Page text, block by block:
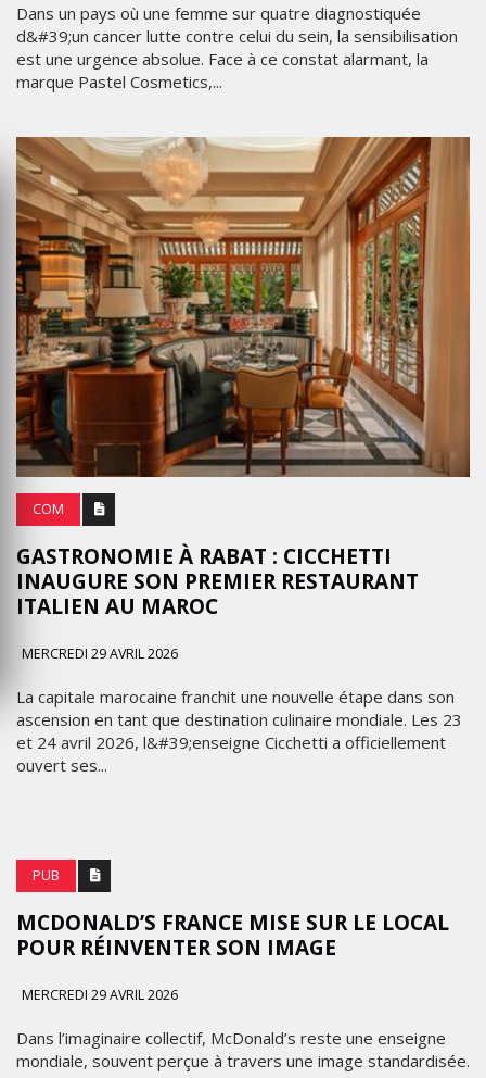
Dans un pays où une femme sur quatre diagnostiquée
d&#39;un cancer lutte contre celui du sein, la sensibilisation
est une urgence absolue. Face à ce constat alarmant, la
marque Pastel Cosmetics,...
COM
GASTRONOMIE À RABAT : CICCHETTI
INAUGURE SON PREMIER RESTAURANT
ITALIEN AU MAROC
MERCREDI 29 AVRIL 2026
La capitale marocaine franchit une nouvelle étape dans son
ascension en tant que destination culinaire mondiale. Les 23
et 24 avril 2026, l&#39;enseigne Cicchetti a officiellement
ouvert ses...